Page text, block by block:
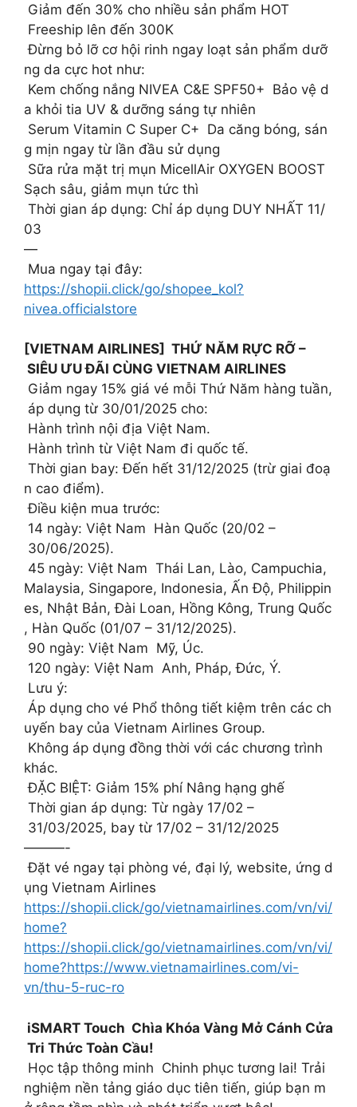
Giảm đến 30% cho nhiều sản phẩm HOT
Freeship lên đến 300K
Đừng bỏ lỡ cơ hội rinh ngay loạt sản phẩm dưỡ
ng da cực hot như:
Kem chống nắng NIVEA C&E SPF50+ Bảo vệ d
a khỏi tia UV & dưỡng sáng tự nhiên
Serum Vitamin C Super C+ Da căng bóng, sán
g mịn ngay từ lần đầu sử dụng
Sữa rửa mặt trị mụn MicellAir OXYGEN BOOST
Sạch sâu, giảm mụn tức thì
Thời gian áp dụng: Chỉ áp dụng DUY NHẤT 11/
03
—
Mua ngay tại đây:
https://shopii.click/go/shopee_kol?
nivea.officialstore
[VIETNAM AIRLINES] ️ THỨ NĂM RỰC RỠ –
SIÊU ƯU ĐÃI CÙNG VIETNAM AIRLINES️
Giảm ngay 15% giá vé mỗi Thứ Năm hàng tuần,
áp dụng từ 30/01/2025 cho:
Hành trình nội địa Việt Nam.
Hành trình từ Việt Nam đi quốc tế.
Thời gian bay: Đến hết 31/12/2025 (trừ giai đoạ
n cao điểm).
Điều kiện mua trước:
14 ngày: Việt Nam Hàn Quốc (20/02 –
30/06/2025).
45 ngày: Việt Nam Thái Lan, Lào, Campuchia,
Malaysia, Singapore, Indonesia, Ấn Độ, Philippin
es, Nhật Bản, Đài Loan, Hồng Kông, Trung Quốc
, Hàn Quốc (01/07 – 31/12/2025).
90 ngày: Việt Nam Mỹ, Úc.
120 ngày: Việt Nam Anh, Pháp, Đức, Ý.
Lưu ý:
Áp dụng cho vé Phổ thông tiết kiệm trên các ch
uyến bay của Vietnam Airlines Group.
Không áp dụng đồng thời với các chương trình
khác.
ĐẶC BIỆT: Giảm 15% phí Nâng hạng ghế
Thời gian áp dụng: Từ ngày 17/02 –
31/03/2025, bay từ 17/02 – 31/12/2025
———-
Đặt vé ngay tại phòng vé, đại lý, website, ứng d
ụng Vietnam Airlines
https://shopii.click/go/vietnamairlines.com/vn/vi/
home?
https://shopii.click/go/vietnamairlines.com/vn/vi/
home?https://www.vietnamairlines.com/vi-
vn/thu-5-ruc-ro
iSMART Touch Chìa Khóa Vàng Mở Cánh Cửa
Tri Thức Toàn Cầu!
Học tập thông minh Chinh phục tương lai! Trải
nghiệm nền tảng giáo dục tiên tiến, giúp bạn m